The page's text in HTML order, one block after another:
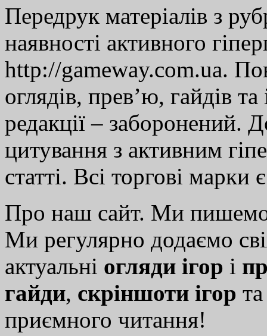
Передрук матеріалів з
наявності активного
http://gameway.com.ua.
оглядів, прев’ю, гайдів
редакції – заборонений.
цитування з активним
статті. Всі торгові марки
Про наш сайт. Ми
Ми регулярно додаємо
актуальні огляди ігор і
гайди, скріншоти ігор
приємного читання!